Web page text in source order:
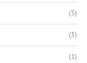
(5)
(3)
(1)